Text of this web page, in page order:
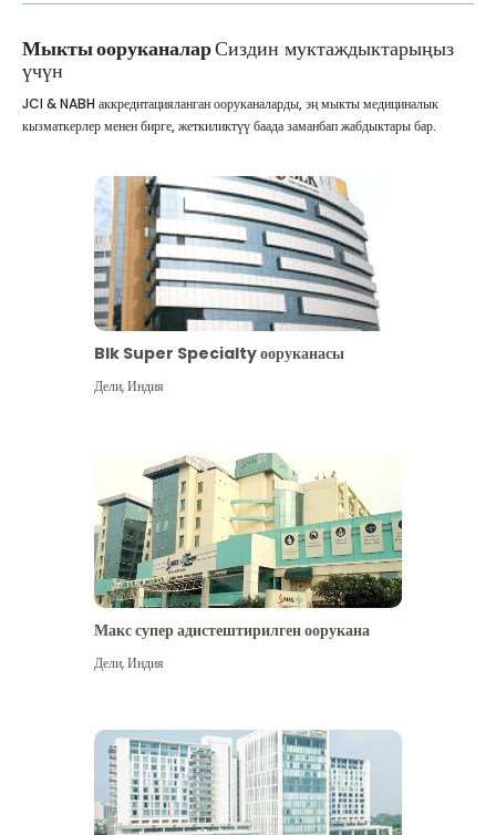
Мыкты ооруканаларСиздин муктаждыктарыңыз
үчүн
JCI & NABH аккредитацияланган ооруканаларды, эң мыкты медициналык
кызматкерлер менен бирге, жеткиликтүү баада заманбап жабдыктары бар.
Blk Super Specialty ооруканасы
Дели,Индия
Макс супер адистештирилген оорукана
Дели,Индия